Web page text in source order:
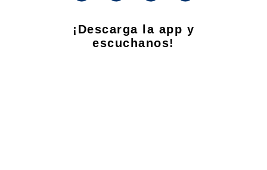
¡Descarga la app y
escuchanos!